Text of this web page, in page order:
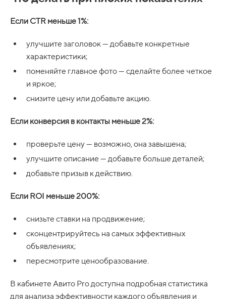
Если CTR меньше 1%:
улучшите заголовок — добавьте конкретные
характеристики;
поменяйте главное фото — сделайте более четкое
и яркое;
снизите цену или добавьте акцию.
Если конверсия в контакты меньше 2%:
проверьте цену — возможно, она завышена;
улучшите описание — добавьте больше деталей;
добавьте призыв к действию.
Если ROI меньше 200%:
снизьте ставки на продвижение;
сконцентрируйтесь на самых эффективных
объявлениях;
пересмотрите ценообразование.
В кабинете Авито Pro доступна подробная статистика
для анализа эффективности каждого объявления и